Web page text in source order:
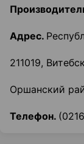
Адрес.
211019,
Оршанский
Телефон.